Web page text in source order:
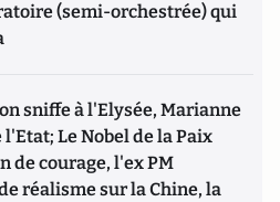
(semi-orchestrée) qui
sniffe à l'Elysée, Marianne
Le Nobel de la Paix
de courage, l'ex PM
réalisme sur la Chine, la